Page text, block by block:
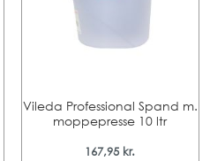
Vileda Professional Spand m.
moppepresse 10 ltr
167,95 kr.